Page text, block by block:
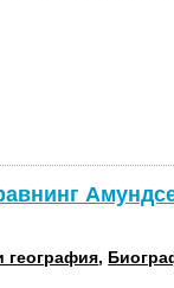
география,